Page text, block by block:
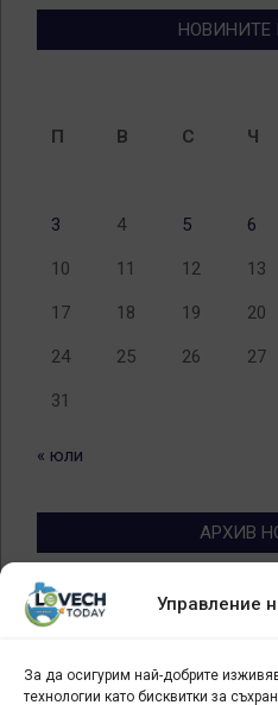
Управление
За да осигурим най-добрите
технологии като бисквитки за
НОВИНИТЕ
П
В С Ч
3 4 5 6
10 11 12 13
17 18 19 20
24 25 26 27
31
« юли
АРХИВ
Архив
новини